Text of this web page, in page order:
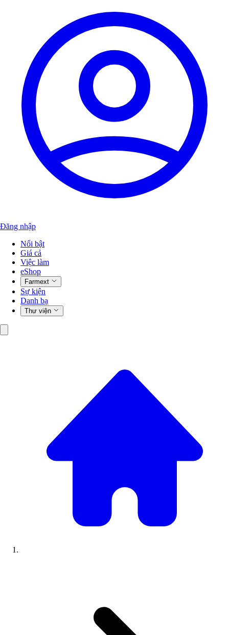
Đăng nhập
Nổi bật
Giá cả
Việc làm
eShop
Farmext
Sự kiện
Danh bạ
Thư viện